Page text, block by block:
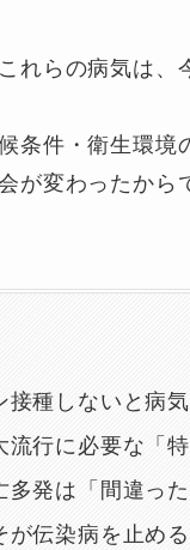
れらの病気は、
条件・衛生環境
が変わったから
接種しないと病
流行に必要な「
多発は「間違っ
が伝染病を止め